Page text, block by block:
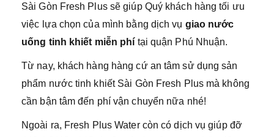
Sài Gòn Fresh Plus sẽ giúp Quý khách hàng tối ưu
việc lựa chọn của mình bằng dịch vụ giao nước
uống tinh khiết miễn phí tại quận Phú Nhuận.
Từ nay, khách hàng hàng cứ an tâm sử dụng sản
phẩm nước tinh khiết Sài Gòn Fresh Plus mà không
cần bận tâm đến phí vận chuyển nữa nhé!
Ngoài ra, Fresh Plus Water còn có dịch vụ giúp đỡ